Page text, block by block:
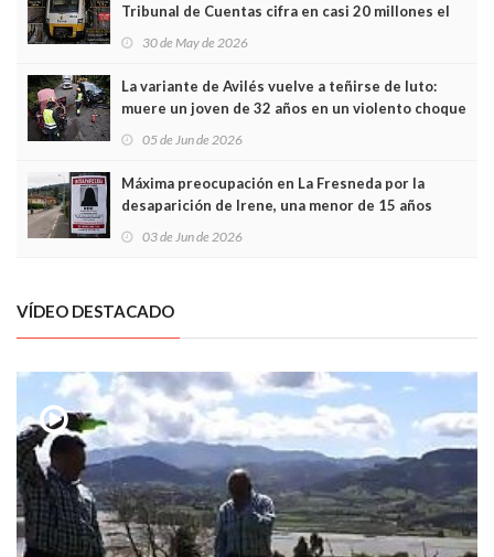
Tribunal de Cuentas cifra en casi 20 millones el
sobrecoste de los trenes que no cabían por los
30 de May de 2026
La variante de Avilés vuelve a teñirse de luto:
muere un joven de 32 años en un violento choque
frontal
05 de Jun de 2026
Máxima preocupación en La Fresneda por la
desaparición de Irene, una menor de 15 años
03 de Jun de 2026
VÍDEO DESTACADO